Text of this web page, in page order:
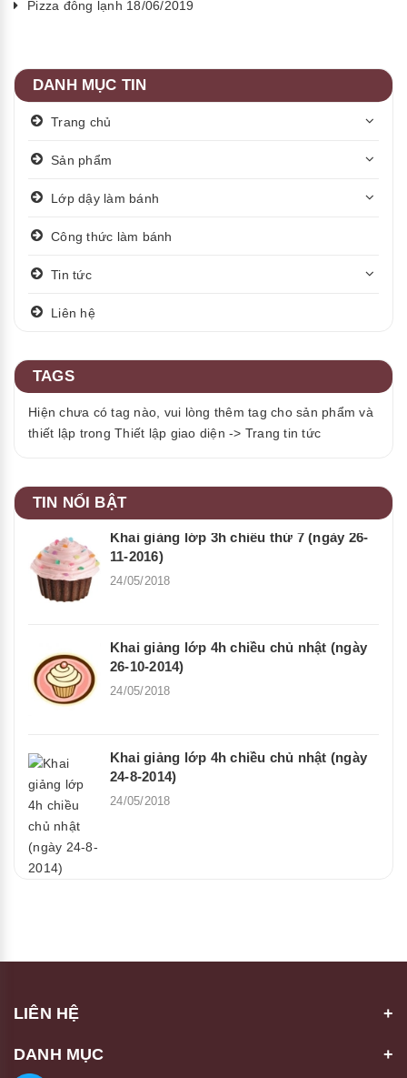
Pizza đông lạnh 18/06/2019
DANH MỤC TIN
Trang chủ
Sản phẩm
Lớp dậy làm bánh
Công thức làm bánh
Tin tức
Liên hệ
TAGS
Hiện chưa có tag nào, vui lòng thêm tag cho sản phẩm và
thiết lập trong Thiết lập giao diện -> Trang tin tức
TIN NỔI BẬT
Khai giảng lớp 3h chiều thứ 7 (ngày 26-
11-2016)
24/05/2018
Khai giảng lớp 4h chiều chủ nhật (ngày
26-10-2014)
24/05/2018
Khai giảng lớp 4h chiều chủ nhật (ngày
24-8-2014)
24/05/2018
LIÊN HỆ
DANH MỤC